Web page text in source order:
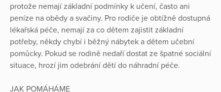
protože nemají základní podmínky k učení, často ani
peníze na obědy a svačiny. Pro rodiče je obtížně dostupná
lékařská péče, nemají za co dětem zajistit základní
potřeby, někdy chybí i běžný nábytek a dětem učební
pomůcky. Pokud se rodině nedaří dostat ze špatné sociální
situace, hrozí jim odebrání dětí do náhradní péče.
JAK POMÁHÁME